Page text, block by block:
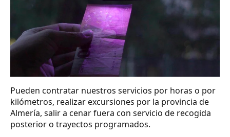
Pueden contratar nuestros servicios por horas o por
kilómetros, realizar excursiones por la provincia de
Almería, salir a cenar fuera con servicio de recogida
posterior o trayectos programados.